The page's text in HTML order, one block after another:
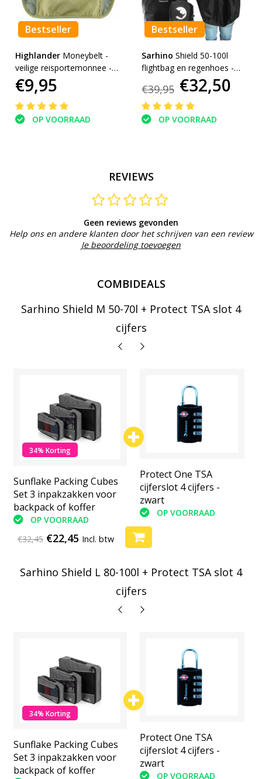
Bestseller
Highlander Moneybelt -
veilige reisportemonnee -
beige
€9,95
OP VOORRAAD
Bestseller
Sarhino Shield 50-100l
flightbag en regenhoes -
€39,95 €32,50
OP VOORRAAD
REVIEWS
Geen reviews gevonden
Help ons en andere klanten door het schrijven van een review
Je beoordeling toevoegen
COMBIDEALS
Sarhino Shield M 50-70l + Protect TSA slot 4
cijfers
34% Korting
Sunflake Packing Cubes
Set 3 inpakzakken voor
backpack of koffer
OP VOORRAAD
Protect One TSA
cijferslot 4 cijfers -
zwart
OP VOORRAAD
Protect One TSA
cijferslot 4 cijfers -
zwart
OP VOORRAAD
€32,45 €22,45 Incl. btw
Sarhino Shield L 80-100l + Protect TSA slot 4
cijfers
34% Korting
Sunflake Packing Cubes
Set 3 inpakzakken voor
backpack of koffer
Protect One TSA
cijferslot 4 cijfers -
zwart
OP VOORRAAD
Protect One TSA
cijferslot 4 cijfers -
zwart
OP VOORRAAD